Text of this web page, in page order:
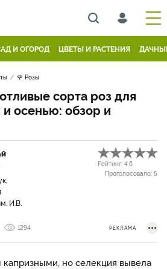
И ОГОРОД ЦВЕТЫ И РАСТЕНИЯ
🌹 Розы
сорта роз для
осенью: обзор и
И.В.
Рейтинг: 4.6
Проголосовало: 5
1294 РЕКЛАМА
но селекция вывела